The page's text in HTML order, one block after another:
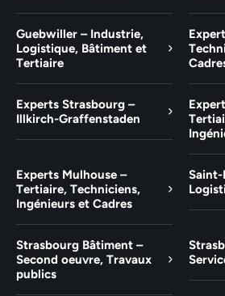
Guebwiller – Industrie,
Logistique, Bâtiment et
Tertiaire
Experts Strasbourg –
Illkirch-Graffenstaden
Experts Mulhouse –
Tertiaire, Techniciens,
Ingénieurs et Cadres
Saint-
Strasbourg Bâtiment –
Second oeuvre, Travaux
publics